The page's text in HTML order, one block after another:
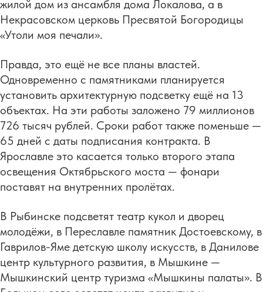
жилой дом из ансамбля дома Локалова, а в
Некрасовском церковь Пресвятой Богородицы
«Утоли моя печали».
Правда, это ещё не все планы властей.
Одновременно с памятниками планируется
установить архитектурную подсветку ещё на 13
объектах. На эти работы заложено 79 миллионов
726 тысяч рублей. Сроки работ также поменьше —
65 дней с даты подписания контракта. В
Ярославле это касается только второго этапа
освещения Октябрьского моста — фонари
поставят на внутренних пролётах.
В Рыбинске подсветят театр кукол и дворец
молодёжи, в Переславле памятник Достоевскому, в
Гаврилов-Яме детскую школу искусств, в Данилове
центр культурного развития, в Мышкине —
Мышкинский центр туризма «Мышкины палаты». В